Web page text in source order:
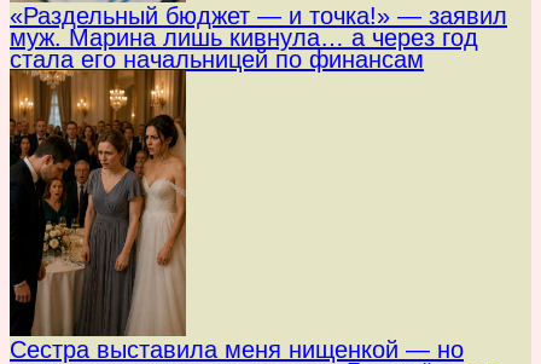
«Раздельный бюджет — и точка!» — заявил
муж. Марина лишь кивнула… а через год
стала его начальницей по финансам
Сестра выставила меня нищенкой — но